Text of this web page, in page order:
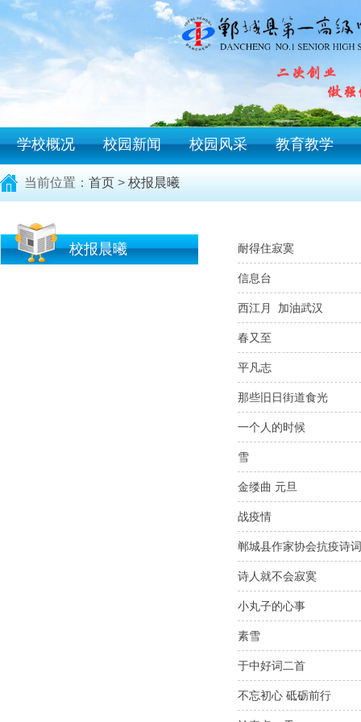
学校概况 校园新闻 校园风采 教育教学
当前位置： 首页 > 校报晨曦
校报晨曦 耐得住寂寞
信息台
西江月 加油武汉
春又至
平凡志
那些旧日街道食光
一个人的时候
雪
金缕曲 元旦
战疫情
郸城县作家协会抗疫诗
诗人就不会寂寞
小丸子的心事
素雪
于中好词二首
不忘初心 砥砺前行